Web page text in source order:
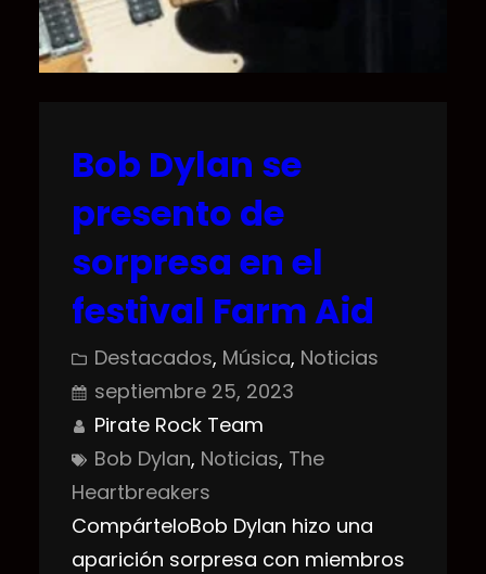
Bob Dylan se
presento de
sorpresa en el
festival Farm Aid
Destacados, Música, Noticias
septiembre 25, 2023
Pirate Rock Team
Bob Dylan, Noticias, The
Heartbreakers
CompárteloBob Dylan hizo una
aparición sorpresa con miembros